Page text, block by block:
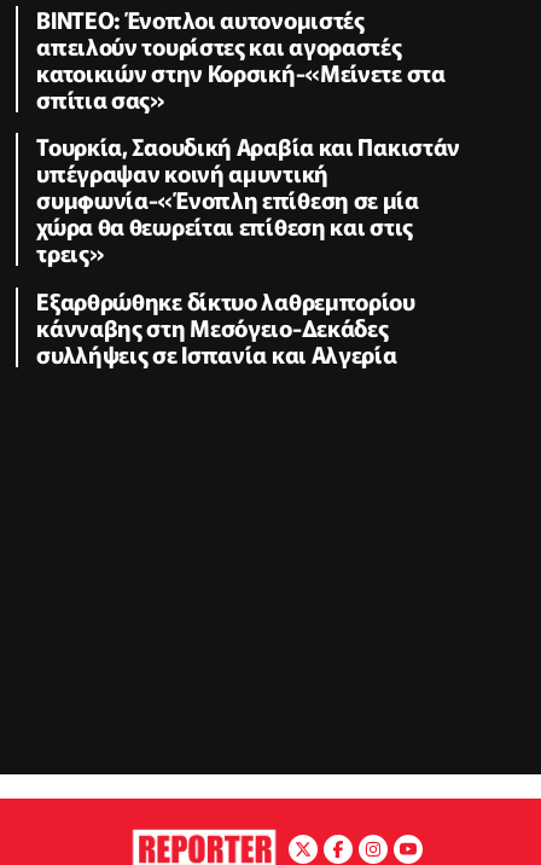
ΒΙΝΤΕΟ: Ένοπλοι αυτονομιστές
απειλούν τουρίστες και αγοραστές
κατοικιών στην Κορσική-«Μείνετε στα
σπίτια σας»
Τουρκία, Σαουδική Αραβία και Πακιστάν
υπέγραψαν κοινή αμυντική
συμφωνία-«Ένοπλη επίθεση σε μία
χώρα θα θεωρείται επίθεση και στις
τρεις»
Εξαρθρώθηκε δίκτυο λαθρεμπορίου
κάνναβης στη Μεσόγειο-Δεκάδες
συλλήψεις σε Ισπανία και Αλγερία